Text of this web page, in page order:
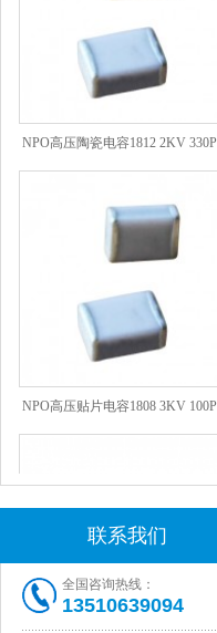
联系我们
全国咨询热线：
13510639094